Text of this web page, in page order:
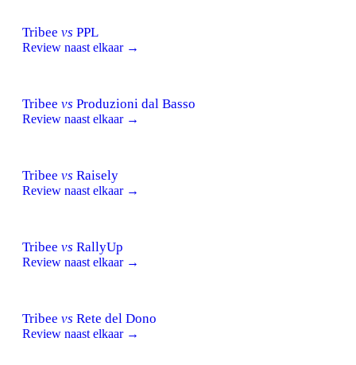
Tribee vs PPL
Review naast elkaar →
Tribee vs Produzioni dal Basso
Review naast elkaar →
Tribee vs Raisely
Review naast elkaar →
Tribee vs RallyUp
Review naast elkaar →
Tribee vs Rete del Dono
Review naast elkaar →